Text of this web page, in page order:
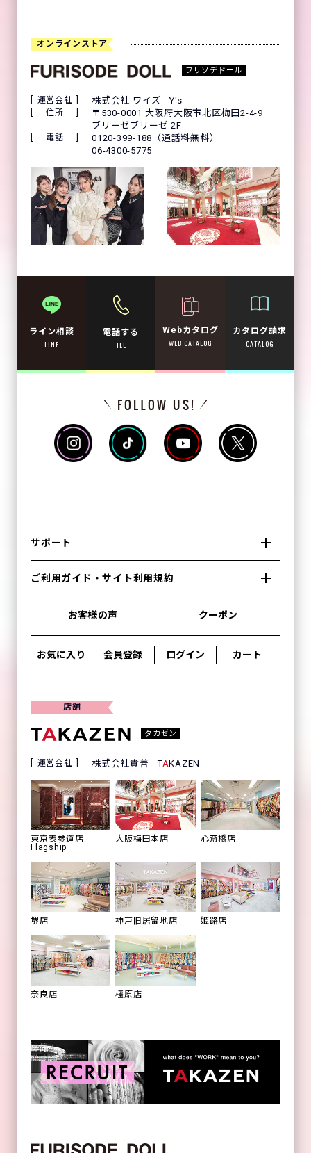
オンラインストア
フリソデドール
運営会社 株式会社 ワイズ - Y's -
住所
〒530-0001 大阪府大阪市北区梅田2-4-9
ブリーゼブリーゼ 2F
電話
0120-399-188（通話料無料）
06-4300-5775
ライン相談
LINE
電話する
TEL
Webカタログ
WEB CATALOG
カタログ請求
CATALOG
サポート
ご利用ガイド・サイト利用規約
お客様の声 クーポン
お気に入り 会員登録 ログイン カート
店舗
タカゼン
運営会社 株式会社貴善 - TAKAZEN -
東京表参道店
Flagship
大阪梅田本店 心斎橋店
堺店 神戸旧居留地店 姫路店
奈良店 橿原店